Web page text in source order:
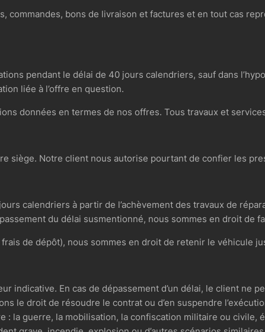
FOND MOUVANT LEGRAS
bons de livraison et factures et en tout cas
pendant le délai de 40 jours calendriers, sauf dans
liée à l’offre en question.
données en termes de nos offres. Tous travaux et
siège. Notre client nous autorise pourtant de confier les
calendriers à partir de l’achèvement des travaux de
du délai susmentionné, nous sommes en droit de
de dépôt), nous sommes en droit de retenir le véhicule
indicative. En cas de dépassement d’un délai, le client ne
le droit de résoudre le contrat ou d’en suspendre
: la guerre, la mobilisation, la confiscation militaire ou